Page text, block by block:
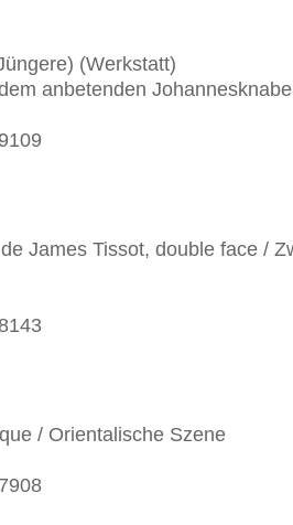
(Werkstatt)
anbetenden
James Tissot, double face /
/ Orientalische Szene